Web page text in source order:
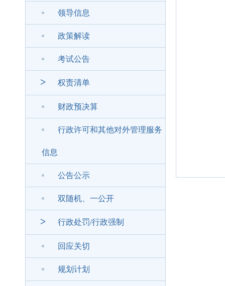
领导信息
政策解读
考试公告
> 权责清单
财政预决算
行政许可和其他对外管理服务
信息
公告公示
双随机、一公开
> 行政处罚/行政强制
回应关切
规划计划